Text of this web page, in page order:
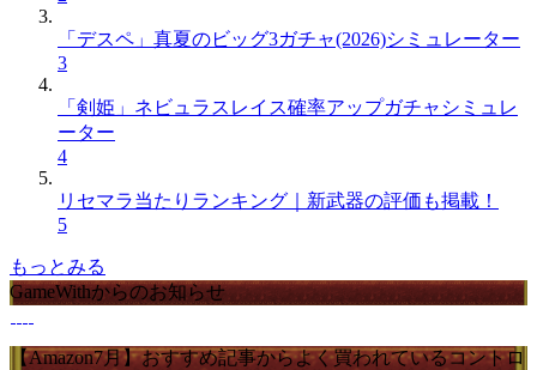
「デスペ」真夏のビッグ3ガチャ(2026)シミュレーター
3
「剣姫」ネビュラスレイス確率アップガチャシミュレ
ーター
4
リセマラ当たりランキング｜新武器の評価も掲載！
5
もっとみる
GameWithからのお知らせ
【Amazon7月】おすすめ記事からよく買われているコントロ